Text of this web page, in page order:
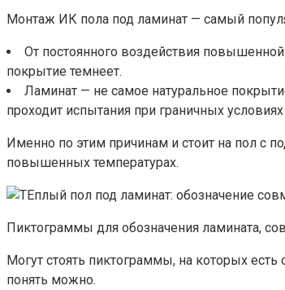
Монтаж ИК пола под ламинат — самый
От постоянного воздействия
покрытие темнеет.
Ламинат — не самое натуральное
проходит испытания при граничных
Именно по этим причинам и стоит на пол с
повышенных температурах.
Пиктограммы для обозначения ламината,
Могут стоять пиктограммы, на которых
понять можно.